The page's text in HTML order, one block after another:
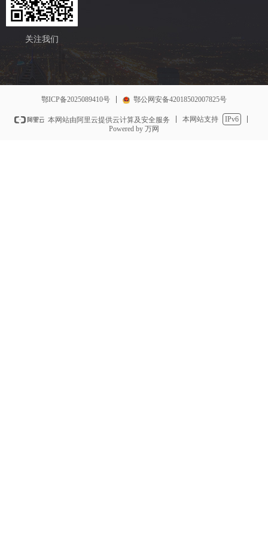
关注我们
鄂ICP备2025089410号 鄂公网安备42018502007825号
本网站由阿里云提供云计算及安全服务 本网站支持
IPv6
Powered by 万网